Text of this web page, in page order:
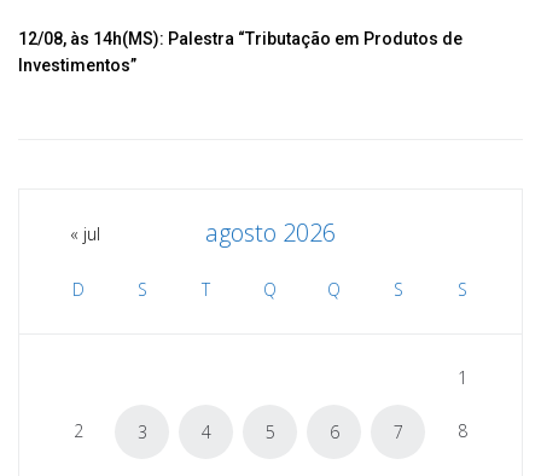
12/08, às 14h(MS): Palestra “Tributação em Produtos de
Investimentos”
agosto 2026
D S T Q Q S S
« jul
1
2 3 4 5 6 7 8